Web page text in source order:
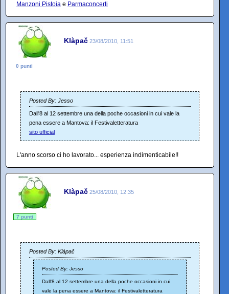
Manzoni Pistoia e Parmaconcerti
Klàpač 23/08/2010, 11:51
0 punti
Posted By: Jesso
Dall'8 al 12 settembre una della poche occasioni in cui vale la
pena essere a Mantova: il Festivaletteratura
sito ufficial
L'anno scorso ci ho lavorato... esperienza indimenticabile!!
Klàpač 25/08/2010, 12:35
7 punti
Posted By: Klàpač
Posted By: Jesso
Dall'8 al 12 settembre una della poche occasioni in cui
vale la pena essere a Mantova: il Festivaletteratura